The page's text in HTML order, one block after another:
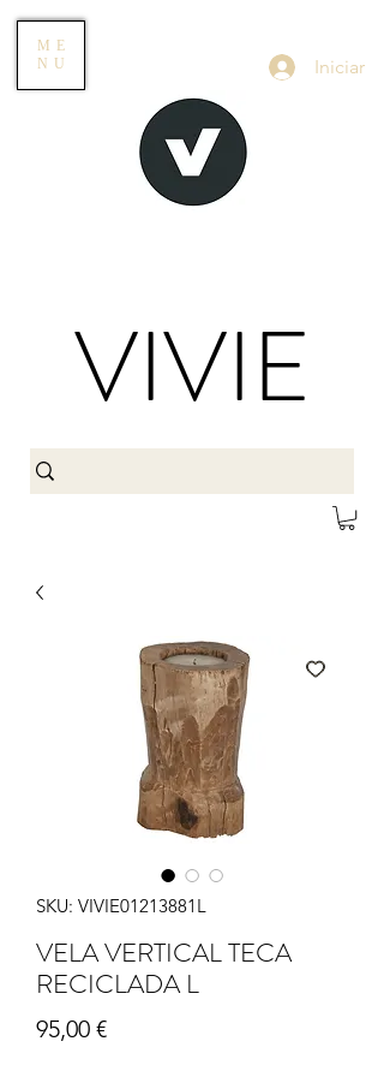
ME
NU
Iniciar
VIVIE
SKU: VIVIE01213881L
VELA VERTICAL TECA
RECICLADA L
95,00 €Precio